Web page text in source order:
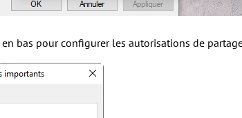
en bas pour configurer les autorisations de